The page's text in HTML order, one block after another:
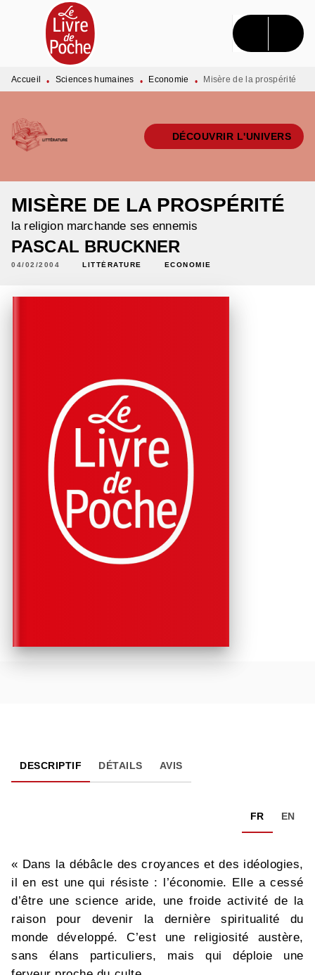
MENU RECHERCHE CONTENU
PIED DE PAGE
Accueil • Sciences humaines • Economie • Misère de la prospérité
DÉCOUVRIR L'UNIVERS
MISÈRE DE LA PROSPÉRITÉ
la religion marchande ses ennemis
PASCAL BRUCKNER
04/02/2004 LITTÉRATURE ECONOMIE
DESCRIPTIF DÉTAILS AVIS
FR EN
« Dans la débâcle des croyances et des idéologies,
il en est une qui résiste : l’économie. Elle a cessé
d’être une science aride, une froide activité de la
raison pour devenir la dernière spiritualité du
monde développé. C’est une religiosité austère,
sans élans particuliers, mais qui déploie une